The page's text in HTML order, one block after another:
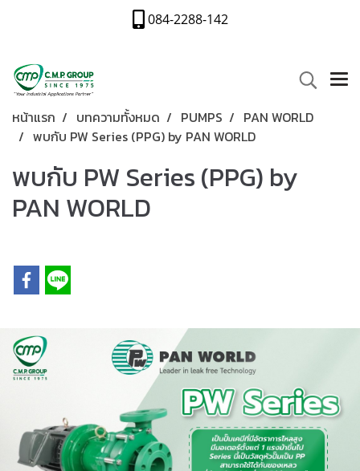
084-2288-142
หน้าแรก บทความทั้งหมด PUMPS
PAN WORLD
พบกับ PW Series (PPG) by PAN WORLD
พบกับ PW Series (PPG) by
PAN WORLD